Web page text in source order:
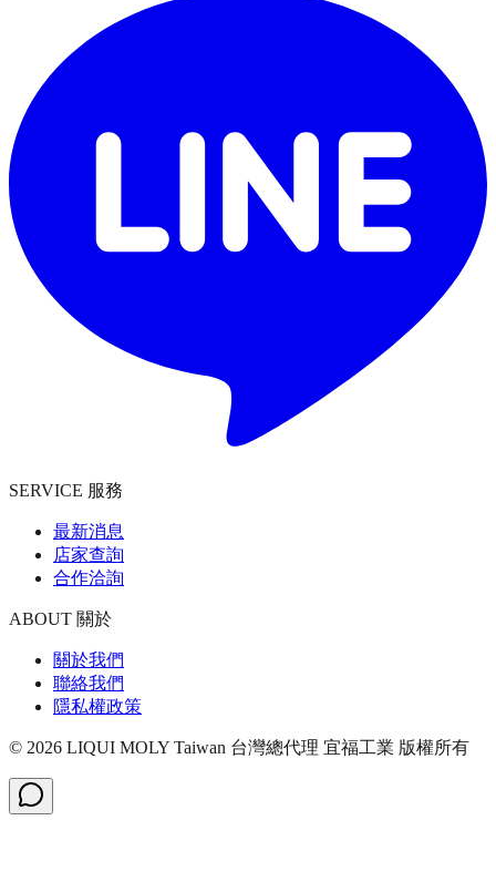
SERVICE 服務
最新消息
店家查詢
合作洽詢
ABOUT 關於
關於我們
聯絡我們
隱私權政策
© 2026 LIQUI MOLY Taiwan 台灣總代理 宜福工業 版權所有